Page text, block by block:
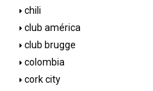
chili
club américa
club brugge
colombia
cork city